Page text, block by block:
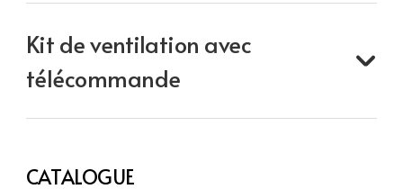
Kit de ventilation avec
télécommande
CATALOGUE